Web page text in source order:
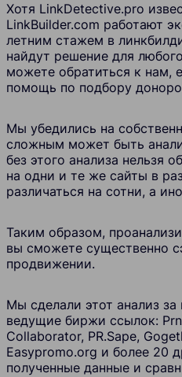
Хотя LinkDetective.pro
LinkBuilder.com работают
летним стажем в
найдут решение для
можете обратиться к нам,
помощь по подбору
Мы убедились на
сложным может быть
без этого анализа нельзя
на одни и те же сайты в
различаться на сотни, а
Таким образом,
вы сможете существенно
продвижении.
Мы сделали этот анализ
ведущие биржи ссылок:
Collaborator, PR.Sape,
Easypromo.org и более 20
полученные данные и